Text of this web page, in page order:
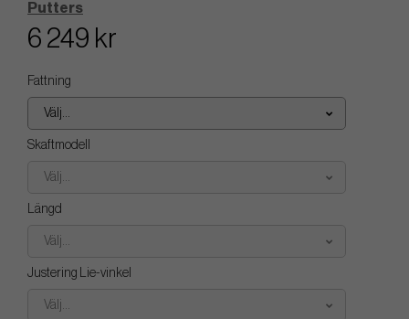
Putters
6 249 kr
Fattning
Välj...
Skaftmodell
Välj...
Längd
Välj...
Justering Lie-vinkel
Välj...